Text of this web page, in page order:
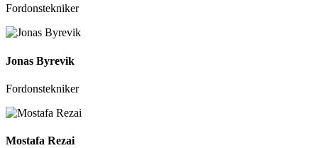
Fordonstekniker
Jonas Byrevik
Fordonstekniker
Mostafa Rezai